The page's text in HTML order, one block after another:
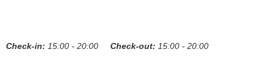
Check-in: 15:00 - 20:00 Check-out: 15:00 - 20:00